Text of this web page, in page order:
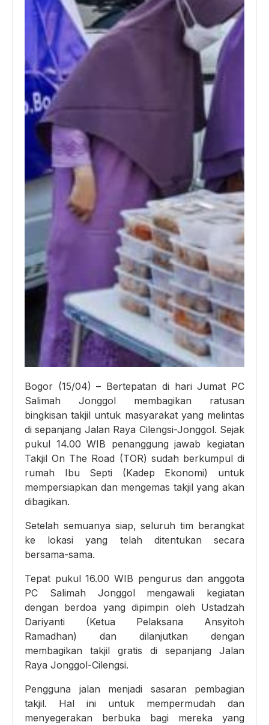
Bogor (15/04) – Bertepatan di hari Jumat PC
Salimah Jonggol membagikan ratusan
bingkisan takjil untuk masyarakat yang melintas
di sepanjang Jalan Raya Cilengsi-Jonggol. Sejak
pukul 14.00 WIB penanggung jawab kegiatan
Takjil On The Road (TOR) sudah berkumpul di
rumah Ibu Septi (Kadep Ekonomi) untuk
mempersiapkan dan mengemas takjil yang akan
dibagikan.
Setelah semuanya siap, seluruh tim berangkat
ke lokasi yang telah ditentukan secara
bersama-sama.
Tepat pukul 16.00 WIB pengurus dan anggota
PC Salimah Jonggol mengawali kegiatan
dengan berdoa yang dipimpin oleh Ustadzah
Dariyanti (Ketua Pelaksana Ansyitoh
Ramadhan) dan dilanjutkan dengan
membagikan takjil gratis di sepanjang Jalan
Raya Jonggol-Cilengsi.
Pengguna jalan menjadi sasaran pembagian
takjil. Hal ini untuk mempermudah dan
menyegerakan berbuka bagi mereka yang